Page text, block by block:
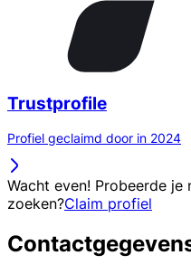
Trustprofile
Profiel geclaimd door in 2024
Wacht even! Probeerde
zoeken?Claim profiel